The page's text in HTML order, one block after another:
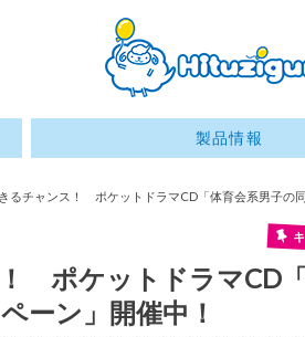
製品情報
るチャンス！ ポケットドラマCD「体育会系男子の
ポケットドラマCD
ーン」開催中！